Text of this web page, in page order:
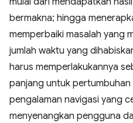
bermakna; hingga
memperbaiki masalah yang
jumlah waktu yang
harus memperlakukannya
panjang untuk
pengalaman navigasi yang
menyenangkan pengguna